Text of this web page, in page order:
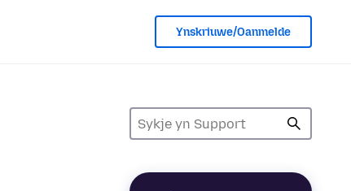
Ynskriuwe/Oanmelde